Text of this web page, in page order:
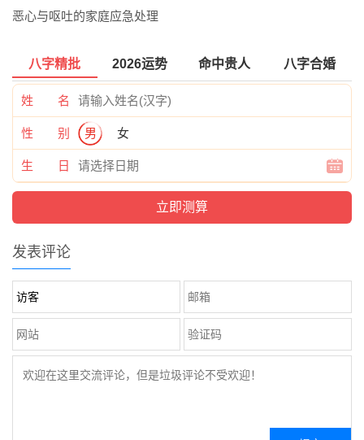
恶心与呕吐的家庭应急处理
八字精批 2026运势 命中贵人 八字合婚
姓 名
性 别 男 女
生 日
发表评论